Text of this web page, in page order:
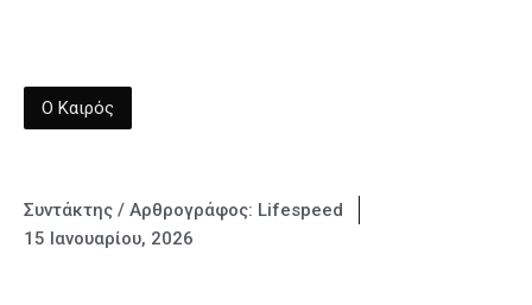
Ο Καιρός
Συντάκτης / Αρθρογράφος: Lifespeed
15 Ιανουαρίου, 2026